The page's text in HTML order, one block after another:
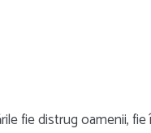
fie distrug oamenii,